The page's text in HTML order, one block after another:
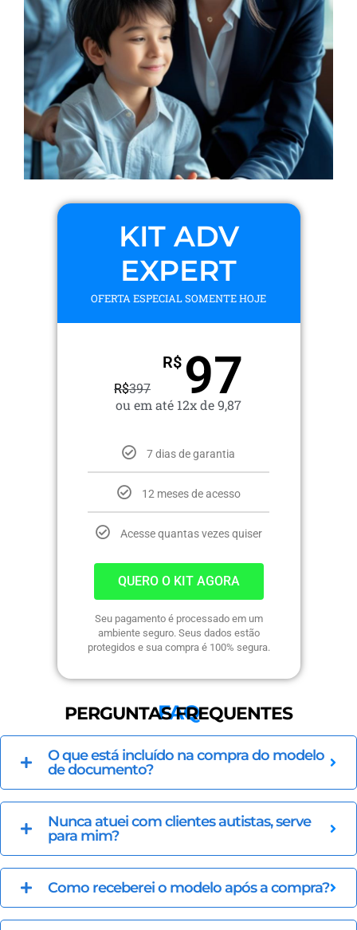
KIT ADV
EXPERT
OFERTA ESPECIAL SOMENTE HOJE
R$397
R$ 97
ou em até 12x de 9,87
7 dias de garantia
12 meses de acesso
Acesse quantas vezes quiser
QUERO O KIT AGORA
Seu pagamento é processado em um
ambiente seguro. Seus dados estão
protegidos e sua compra é 100% segura.
FAQ
PERGUNTAS FREQUENTES
O que está incluído na compra do modelo
de documento?
Nunca atuei com clientes autistas, serve
para mim?
Como receberei o modelo após a compra?